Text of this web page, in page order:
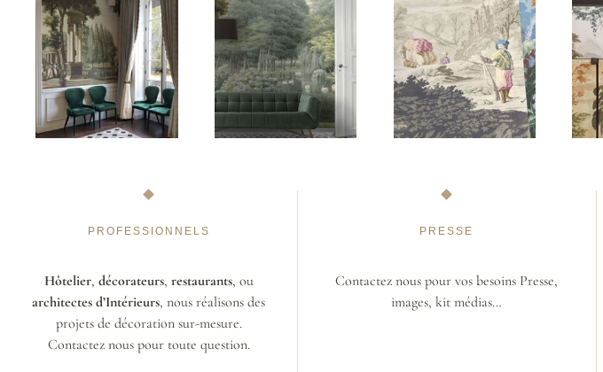
PROFESSIONNELS
Hôtelier, décorateurs, restaurants, ou
architectes d’Intérieurs, nous réalisons des
projets de décoration sur-mesure.
Contactez nous pour toute question.
PRESSE
Contactez nous pour vos besoins Presse,
images, kit médias…